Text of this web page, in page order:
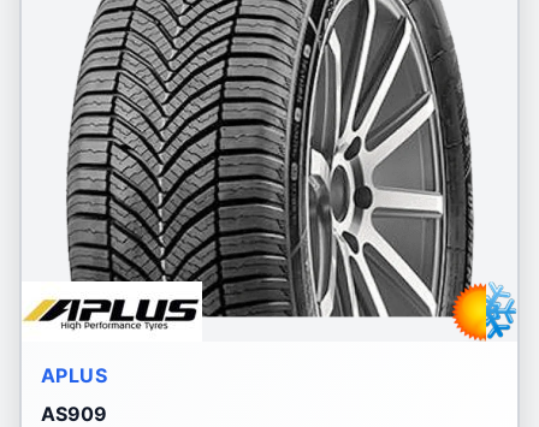
APLUS
AS909